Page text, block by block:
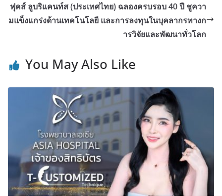
ฟุคส์ ลูบริแคนท์ส (ประเทศไทย) ฉลองครบรอบ 40 ปี ชูควา
มแข็งแกร่งด้านเทคโนโลยี และการลงทุนในบุคลากรทางก
ารวิจัยและพัฒนาทั่วโลก
You May Also Like